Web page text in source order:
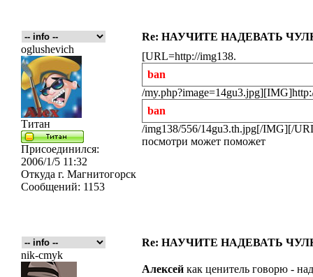
Re: НАУЧИТЕ НАДЕВАТЬ
oglushevich
Титан
Присоединился:
2006/1/5 11:32
Откуда г. Магнитогорск
Сообщений: 1153
[URL=http://img138.
ban
/
ban
/img138/556/14gu3.th.jpg[/IMG][/
посмотри может поможет
Re: НАУЧИТЕ НАДЕВАТЬ
nik-cmyk
Алексей как ценитель говорю -